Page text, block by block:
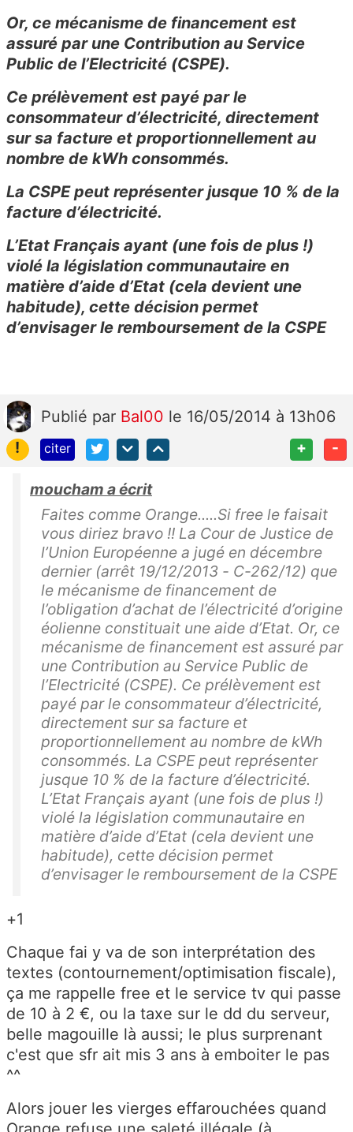
Or, ce mécanisme de financement est
assuré par une Contribution au Service
Public de l’Electricité (CSPE).
Ce prélèvement est payé par le
consommateur d’électricité, directement
sur sa facture et proportionnellement au
nombre de kWh consommés.
La CSPE peut représenter jusque 10 % de la
facture d’électricité.
L’Etat Français ayant (une fois de plus !)
violé la législation communautaire en
matière d’aide d’Etat (cela devient une
habitude), cette décision permet
d’envisager le remboursement de la CSPE
Publié par Bal00 le 16/05/2014 à 13h06
!
citer + -
moucham a écrit
Faites comme Orange.....Si free le faisait
vous diriez bravo !! La Cour de Justice de
l’Union Européenne a jugé en décembre
dernier (arrêt 19/12/2013 - C-262/12) que
le mécanisme de financement de
l’obligation d’achat de l’électricité d’origine
éolienne constituait une aide d’Etat. Or, ce
mécanisme de financement est assuré par
une Contribution au Service Public de
l’Electricité (CSPE). Ce prélèvement est
payé par le consommateur d’électricité,
directement sur sa facture et
proportionnellement au nombre de kWh
consommés. La CSPE peut représenter
jusque 10 % de la facture d’électricité.
L’Etat Français ayant (une fois de plus !)
violé la législation communautaire en
matière d’aide d’Etat (cela devient une
habitude), cette décision permet
d’envisager le remboursement de la CSPE
+1
Chaque fai y va de son interprétation des
textes (contournement/optimisation fiscale),
ça me rappelle free et le service tv qui passe
de 10 à 2 €, ou la taxe sur le dd du serveur,
belle magouille là aussi; le plus surprenant
c'est que sfr ait mis 3 ans à emboiter le pas
^^
Alors jouer les vierges effarouchées quand